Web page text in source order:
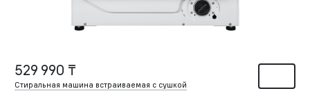
529 990 ₸
Стиральная машина встраиваемая с сушкой